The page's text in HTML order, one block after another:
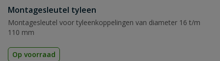
Montagesleutel tyleen
Montagesleutel voor tyleenkoppelingen van diameter 16 t/m
110 mm
Op voorraad